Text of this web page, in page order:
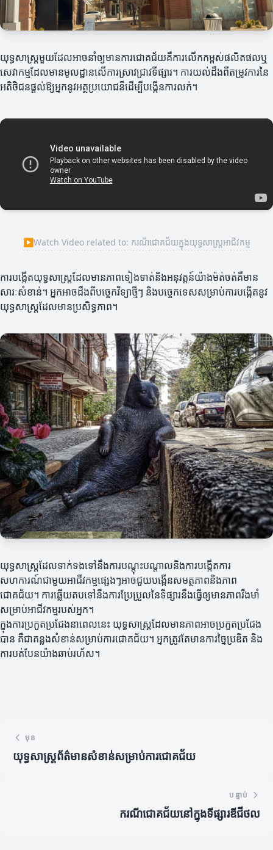
យុទ្ធសាស្ត្រមួយដែលអាចនាំឲ្យមានការជោគជ័យគឺការលើកកម្ពស់ផលិតផលឬ
សេវាកម្មដែលមានមូលដ្ឋានលើការស្រាវជ្រាវទីផ្សារ។ ការយល់ដឹងពីតម្រូវការនៃ
អតិថិជនផ្តល់ឱ្យអ្នកនូវអត្ថប្រយោជន៏ដើម្បីបង្កើនការលក់។
▶Watch Video related to: ករណីជោគជ័យក្នុងយុទ្ធសាស្ត្រអាជីវកម្ម
ការបង្កើតយុទ្ធសាស្ត្រដែលមានភាពទៀងទាត់និងអនុវត្តន៍យ៉ាងម៉ត់ចត់គឺមាន
សារៈសំខាន់។ អ្នកអាចដឹងពីបច្ចេកវិទ្យាថ្មីៗ និងបច្ចេកទេសសម្រាប់ការបង្កើតនូវ
យុទ្ធសាស្ត្រដែលមានប្រសិទ្ធភាព។
យុទ្ធសាស្ត្រដែលទាក់ទងទៅនឹងការបណ្តុះបណ្តាលនិងការបង្កើតការ
សហការណ៍ជាមួយអាជីវកម្មផ្សេងៗអាចជួយបង្កើនសមត្ថភាពនិងភាព
ជោគជ័យ។ ការឆ្លើយតបទៅនឹងការប្រែប្រួលនៃទីផ្សារនឹងធ្វើឲ្យមានភាពរឹងមាំ
សម្រាប់អាជីវកម្មរបស់អ្នក។
ក្នុងការប្រកួតប្រជែងនាពេលនេះ យុទ្ធសាស្ត្រដែលមានភាពអាចប្រកួតប្រជែង
បាន គឺជាគន្លងសំខាន់សម្រាប់ការជោគជ័យ។ អ្នកត្រូវតែមានការច្នៃប្រឌិត និង
ការបត់បែនយ៉ាងឆាប់រហ័ស។
មុន
យុទ្ធសាស្ត្រព័ត៌មានសំខាន់សម្រាប់ការជោគជ័យ
បន្ទាប់
ករណីជោគជ័យនៅក្នុងទីផ្សារឌីជីថល